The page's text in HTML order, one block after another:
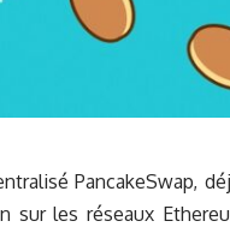
PancakeSwap,
sur les réseaux